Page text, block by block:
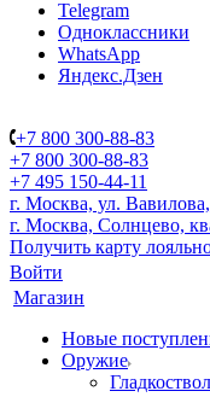
Telegram
Одноклассники
WhatsApp
Яндекс.Дзен
+7 800 300-88-83
+7 800 300-88-83
+7 495 150-44-11
г. Москва, ул.
г. Москва, Солнцево,
Получить карту
Войти
Магазин
Новые
Оружие